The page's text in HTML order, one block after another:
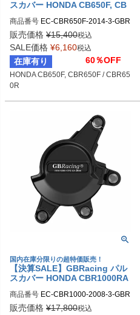
スカバー HONDA CB650F, CB
商品番号 EC-CBR650F-2014-3-GBR
gbr_EC-CBR650F-2014-3-GBR
販売価格 ¥15,400税込
SALE価格 ¥6,160税込
在庫有り 60％OFF
HONDA CB650F, CBR650F / CBR65
0R
国内在庫分限りの超特価販売！
【決算SALE】GBRacing パル
スカバー HONDA CBR1000RA
商品番号 EC-CBR1000-2008-3-GBR
gbr_EC-CBR1000-2008-3-GBR
販売価格 ¥17,800税込